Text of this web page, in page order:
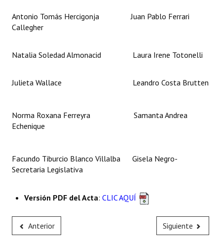
Antonio Tomás Hercigonja Juan Pablo Ferrari
Callegher
Natalia Soledad Almonacid Laura Irene Totonelli
Julieta Wallace Leandro Costa Brutten
Norma Roxana Ferreyra Samanta Andrea
Echenique
Facundo Tiburcio Blanco Villalba Gisela Negro-
Secretaria Legislativa
Versión PDF del Acta: CLIC AQUÍ
Anterior Siguiente